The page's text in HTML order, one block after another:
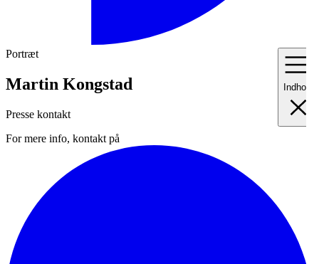
Indhold
Portræt
Martin Kongstad
Presse kontakt
For mere info, kontakt på